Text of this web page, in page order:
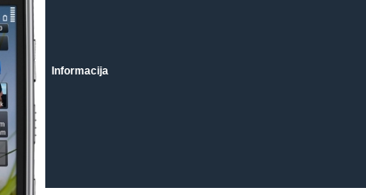
Informacija